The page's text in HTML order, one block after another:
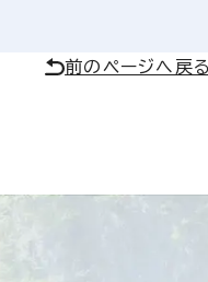
前のページへ戻